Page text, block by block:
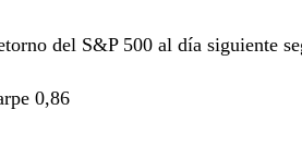
del S&P 500 al día siguiente
0,86